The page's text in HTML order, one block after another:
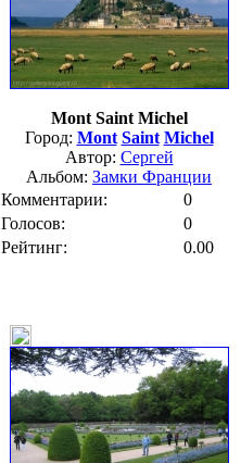
Mont Saint Michel
Город: Mont Saint Michel
Автор: Сергей
Альбом: Замки Франции
Комментарии:
0
Голосов:
0
Рейтинг:
0.00